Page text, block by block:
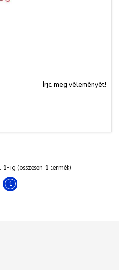
Írja meg véleményét!
1-ig (összesen 1 termék)
1